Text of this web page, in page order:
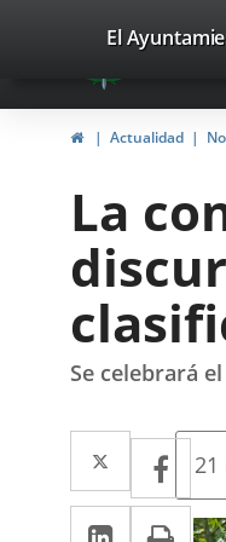
Portal
Web
del
Valladolid
valladolid.es
El
InicioActualidad
La
Se celebrará
Twitter
Enlace
a
una
a
Enlacela
21